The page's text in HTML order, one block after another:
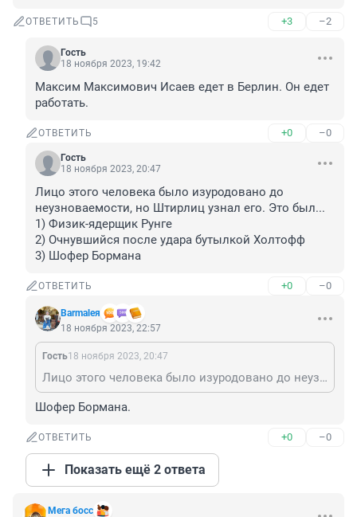
ОТВЕТИТЬ 5 +3 –2
Гость
18 ноября 2023, 19:42
Максим Максимович Исаев едет в Берлин. Он едет
работать.
ОТВЕТИТЬ +0 –0
Гость
18 ноября 2023, 20:47
Лицо этого человека было изуродовано до
неузноваемости, но Штирлиц узнал его. Это был...
1) Физик-ядерщик Рунге
2) Очнувшийся после удара бутылкой Холтофф
3) Шофер Бормана
ОТВЕТИТЬ +0 –0
Barmaleя
18 ноября 2023, 22:57
Гость18 ноября 2023, 20:47
Лицо этого человека было изуродовано до неузноваемости, но Штирлиц узнал его. Это был... 1) Физик-ядерщик Рунге 2) Очнувшийся после удара бутылкой Холтофф 3) Шофер Бормана
Шофер Бормана.
ОТВЕТИТЬ +0 –0
Показать ещё 2 ответа
Мега босс